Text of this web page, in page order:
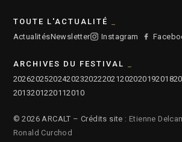
TOUTE L'ACTUALITÉ
ActualitésNewsletter Instagram
ARCHIVES DU FESTIVAL
202620252024202320222021202020192018
2013201220112010
© 2026 ARCALT – Crédits site : Etienne
Ronald Curchod